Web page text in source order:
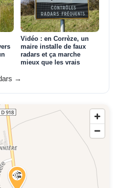
Vidéo : en Corrèze, un
maire installe de faux
radars et ça marche
mieux que les vrais
→